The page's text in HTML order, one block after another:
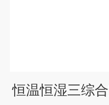
恒温恒湿三综